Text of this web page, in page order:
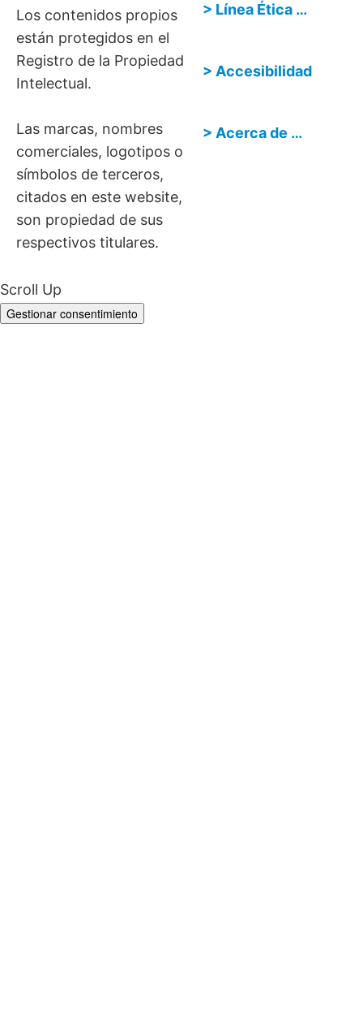
Los contenidos propios
están protegidos en el
Registro de la Propiedad
Intelectual.
Las marcas, nombres
comerciales, logotipos o
símbolos de terceros,
citados en este website,
son propiedad de sus
respectivos titulares.
> Línea Ética …
> Accesibilidad
> Acerca de …
Scroll Up
Gestionar consentimiento